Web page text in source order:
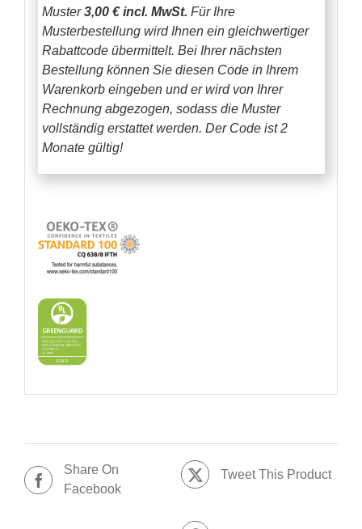
Muster3,00 € incl. MwSt. Für Ihre
Musterbestellung wird Ihnen ein gleichwertiger
Rabattcode übermittelt. Bei Ihrer nächsten
Bestellung können Sie diesen Code in Ihrem
Warenkorb eingeben und er wird von Ihrer
Rechnung abgezogen, sodass die Muster
vollständig erstattet werden. Der Code ist 2
Monate gültig!
Share On
Facebook
Tweet This Product